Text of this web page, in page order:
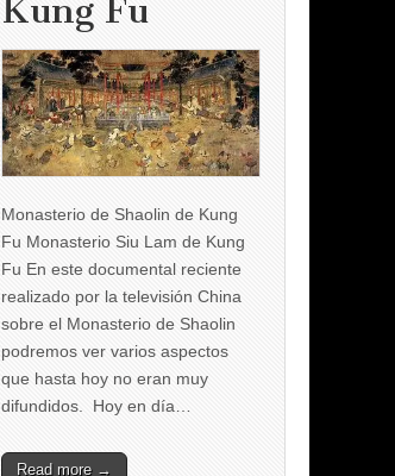
Kung Fu
Monasterio de Shaolin de Kung
Fu Monasterio Siu Lam de Kung
Fu En este documental reciente
realizado por la televisión China
sobre el Monasterio de Shaolin
podremos ver varios aspectos
que hasta hoy no eran muy
difundidos. Hoy en día…
Read more →